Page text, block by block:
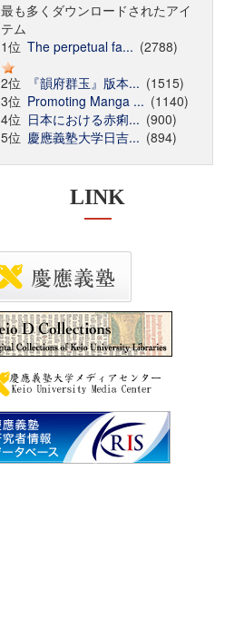
最も多くダウンロードされたアイ
テム
1位 The perpetual fa... (2788)
2位
『韻府群玉』版本... (1515)
3位 Promoting Manga ... (1140)
4位 日本における赤痢... (900)
5位 慶應義塾大学日吉... (894)
LINK